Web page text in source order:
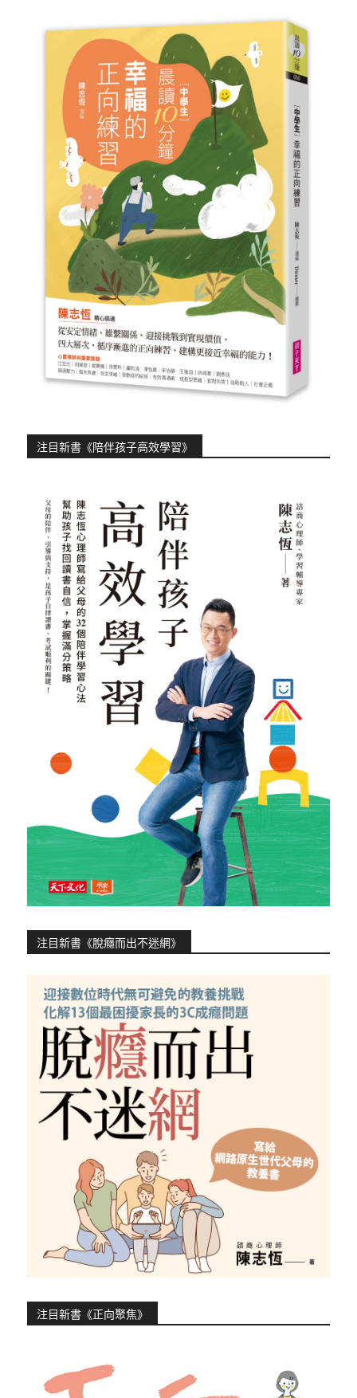
注目新書《陪伴孩子高效學習》
注目新書《脫癮而出不迷網》
注目新書《正向聚焦》